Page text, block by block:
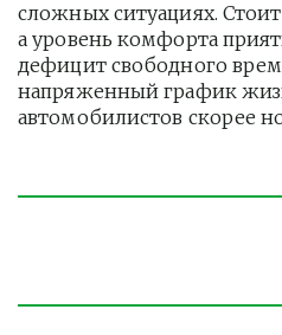
сложных ситуациях. Стоит
а уровень комфорта
дефицит свободного
напряженный график
автомобилистов скорее